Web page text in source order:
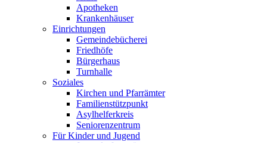
Apotheken
Krankenhäuser
Einrichtungen
Gemeindebücherei
Friedhöfe
Bürgerhaus
Turnhalle
Soziales
Kirchen und Pfarrämter
Familienstützpunkt
Asylhelferkreis
Seniorenzentrum
Für Kinder und Jugend